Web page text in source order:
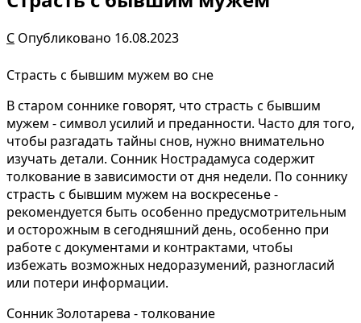
С Опубликовано 16.08.2023
Страсть с бывшим мужем во сне
В старом соннике говорят, что страсть с бывшим
мужем - символ усилий и преданности. Часто для того,
чтобы разгадать тайны снов, нужно внимательно
изучать детали. Сонник Нострадамуса содержит
толкование в зависимости от дня недели. По соннику
страсть с бывшим мужем на воскресенье -
рекомендуется быть особенно предусмотрительным
и осторожным в сегодняшний день, особенно при
работе с документами и контрактами, чтобы
избежать возможных недоразумений, разногласий
или потери информации.
Сонник Золотарева - толкование